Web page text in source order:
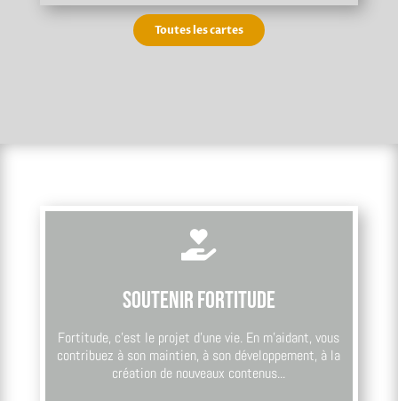
Toutes les cartes

Soutenir Fortitude
Fortitude, c’est le projet d’une vie. En m’aidant, vous
contribuez à son maintien, à son développement, à la
création de nouveaux contenus...